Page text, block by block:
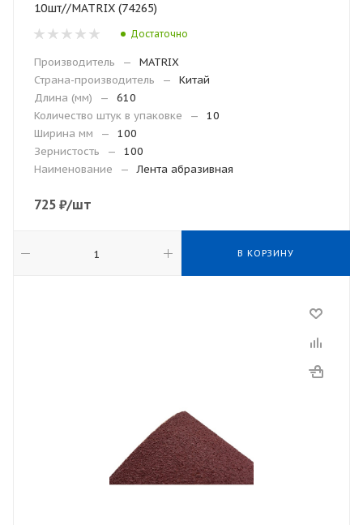
10шт//MATRIX (74265)
Достаточно
Производитель —
MATRIX
Страна-производитель
—
Китай
Длина (мм)
—
610
Количество штук в упаковке
—
10
Ширина мм
—
100
Зернистость
—
100
Наименование
— Лента абразивная
725 ₽/шт
В КОРЗИНУ